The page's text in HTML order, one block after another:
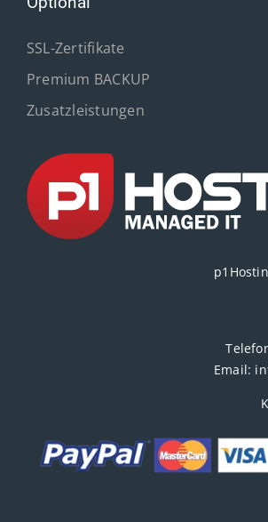
SSL-Zertifikate
Premium BACKUP
Zusatzleistungen
Email: